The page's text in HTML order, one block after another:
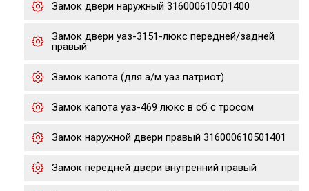
Замок двери наружный 316000610501400
Замок двери уаз-3151-люкс передней/задней
правый
Замок капота (для а/м уаз патриот)
Замок капота уаз-469 люкс в сб с тросом
Замок наружной двери правый 316000610501401
Замок передней двери внутренний правый